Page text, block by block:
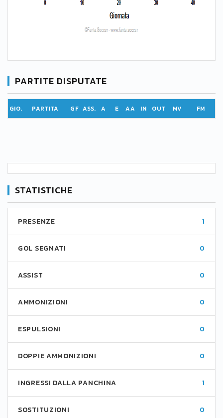
PARTITE DISPUTATE
GIO. PARTITA GF ASS. A E AA IN OUT MV FM
STATISTICHE
PRESENZE 1
GOL SEGNATI 0
ASSIST 0
AMMONIZIONI 0
ESPULSIONI 0
DOPPIE AMMONIZIONI 0
INGRESSI DALLA PANCHINA 1
SOSTITUZIONI 0